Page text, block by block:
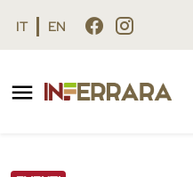
Vai al contenuto principale
Vai al footer
IT EN
Un Fiume